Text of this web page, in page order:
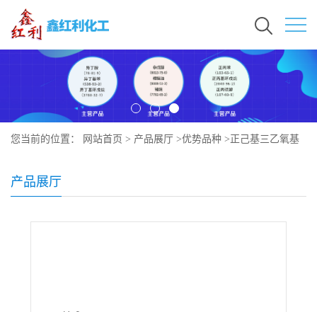
您当前的位置： 网站首页 > 产品展厅 >优势品种 > 正己基三乙氧基
产品展厅